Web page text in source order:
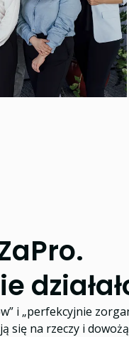
i „perfekcyjnie
się na rzeczy i